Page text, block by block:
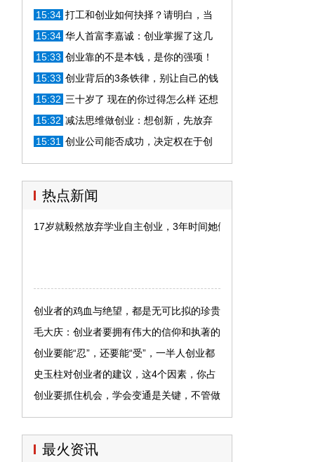
走通的路好纠结！
15:34 打工和创业如何抉择？请明白，当
老板必须具备这5个要素
15:34 华人首富李嘉诚：创业掌握了这几
大要素，想不成功都难！
15:33 创业靠的不是本钱，是你的强项！
15:33 创业背后的3条铁律，别让自己的钱
打水漂，句句真言！
15:32 三十岁了 现在的你过得怎么样 还想
创业吗
15:32 减法思维做创业：想创新，先放弃
15:31 创业公司能否成功，决定权在于创
业团队
热点新闻
17岁就毅然放弃学业自主创业，3年时间她做到了身价10亿
创业者的鸡血与绝望，都是无可比拟的珍贵
毛大庆：创业者要拥有伟大的信仰和执著的
态度
创业要能“忍”，还要能“受”，一半人创业都
做不到后者
史玉柱对创业者的建议，这4个因素，你占
了几个！
创业要抓住机会，学会变通是关键，不管做
什么行业，都能用的上
最火资讯